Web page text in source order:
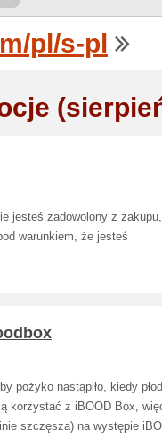
pl/s-pl
jesteś zadowolony z zakupu,
warunkiem, że jesteś
pożyko nastąpiło, kiedy
korzystać z iBOOD Box,
szczęsza) na występie